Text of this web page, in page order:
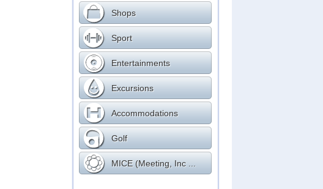
Shops
Sport
Entertainments
Excursions
Accommodations
Golf
MICE (Meeting, Inc ...